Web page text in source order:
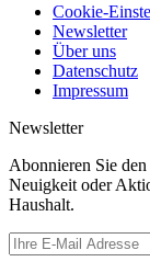
Cookie-
Newsletter
Über uns
Datenschutz
Impressum
Newsletter
Abonnieren Sie
Neuigkeit oder
Haushalt.